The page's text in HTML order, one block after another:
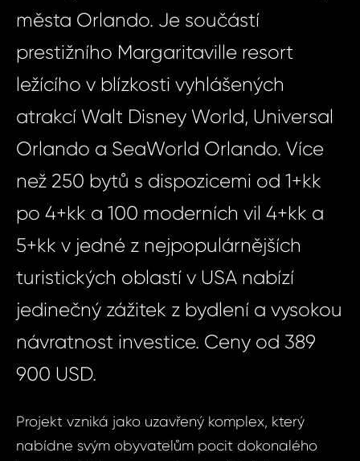
města Orlando. Je součástí
prestižního Margaritaville resort
ležícího v blízkosti vyhlášených
atrakcí Walt Disney World, Universal
Orlando a SeaWorld Orlando. Více
než 250 bytů s dispozicemi od 1+kk
po 4+kk a 100 moderních vil 4+kk a
5+kk v jedné z nejpopulárnějších
turistických oblastí v USA nabízí
jedinečný zážitek z bydlení a vysokou
návratnost investice. Ceny od 389
900 USD.
Projekt vzniká jako uzavřený komplex, který
nabídne svým obyvatelům pocit dokonalého